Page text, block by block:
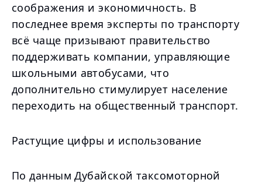
соображения и экономичность. В
последнее время эксперты по транспорту
всё чаще призывают правительство
поддерживать компании, управляющие
школьными автобусами, что
дополнительно стимулирует население
переходить на общественный транспорт.
Растущие цифры и использование
По данным Дубайской таксомоторной